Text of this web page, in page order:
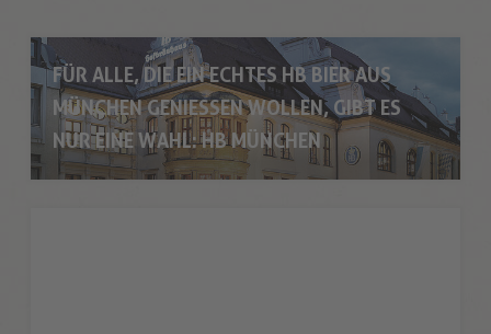
FÜR ALLE, DIE EIN ECHTES HB BIER AUS
MÜNCHEN GENIESSEN WOLLEN, GIBT ES N
UR EINE WAHL: HB MÜNCHEN